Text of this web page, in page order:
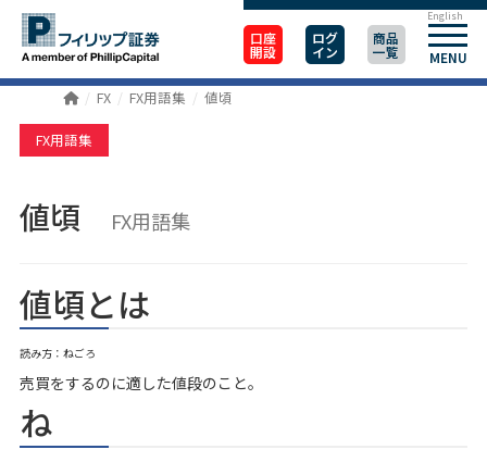
口座
開設
ログ
イン
商品
一覧 MENU
English
FX FX用語集 値頃
FX用語集
値頃 FX用語集
値頃とは
読み方：ねごろ
売買をするのに適した値段のこと。
ね